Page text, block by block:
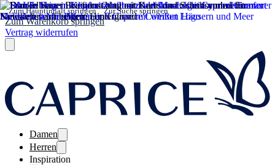
Zum Hauptinhalt springen Zur Suche springen
Zum Warenkorb springen
Vertrag widerrufen
Damen
Herren
Inspiration